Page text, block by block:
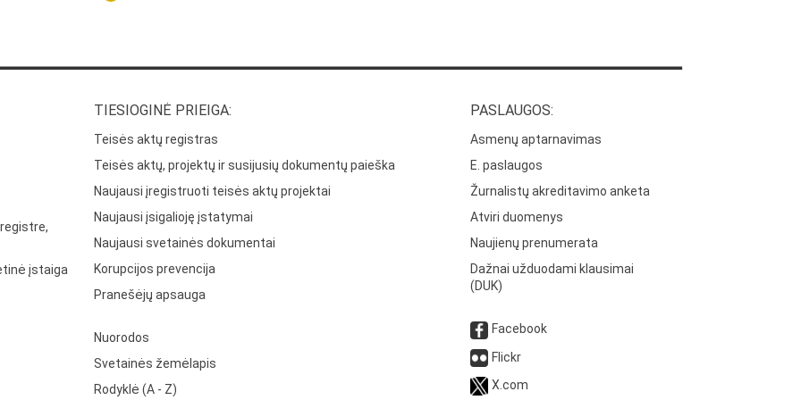
įstaiga
TIESIOGINĖ PRIEIGA:
Teisės aktų registras
Teisės aktų, projektų ir susijusių dokumentų paieška
Naujausi įregistruoti teisės aktų projektai
Naujausi įsigalioję įstatymai
Naujausi svetainės dokumentai
Korupcijos prevencija
Pranešėjų apsauga
Nuorodos
Svetainės žemėlapis
Rodyklė (A - Z)
PASLAUGOS:
Asmenų aptarnavimas
E. paslaugos
Žurnalistų akreditavimo anketa
Atviri duomenys
Naujienų prenumerata
Dažnai užduodami klausimai
(DUK)
Facebook
Flickr
X.com